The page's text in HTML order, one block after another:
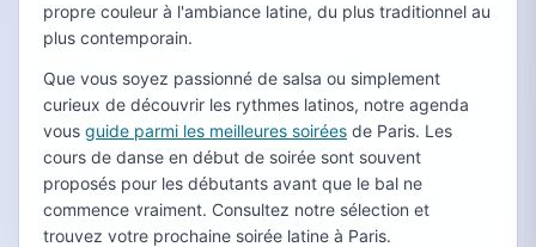
propre couleur à l'ambiance latine, du plus traditionnel au
plus contemporain.
Que vous soyez passionné de salsa ou simplement
curieux de découvrir les rythmes latinos, notre agenda
vous guide parmi les meilleures soirées de Paris. Les
cours de danse en début de soirée sont souvent
proposés pour les débutants avant que le bal ne
commence vraiment. Consultez notre sélection et
trouvez votre prochaine soirée latine à Paris.